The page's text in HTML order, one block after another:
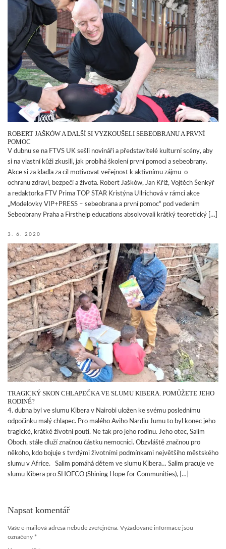
ROBERT JAŠKÓW A DALŠÍ SI VYZKOUŠELI SEBEOBRANU A PRVNÍ
POMOC
V dubnu se na FTVS UK sešli novináři a představitelé kulturní scény, aby
si na vlastní kůži zkusili, jak probíhá školení první pomoci a sebeobrany.
Akce si za kladla za cíl motivovat veřejnost k aktivnímu zájmu o
ochranu zdraví, bezpečí a života. Robert Jašków, Jan Kříž, Vojtěch Šenkýř
a redaktorka FTV Prima TOP STAR Kristýna Ullrichová v rámci akce
„Modelovky VIP­+PRESS – sebeobrana a první pomoc“ pod vedením
Sebeobrany Praha a Firsthelp educations absolvovali krátký teoretický […]
3. 6. 2020
TRAGICKÝ SKON CHLAPEČKA VE SLUMU KIBERA. POMŮŽETE JEHO
RODINĚ?
4. dubna byl ve slumu Kibera v Nairobi uložen ke svému poslednímu
odpočinku malý chlapec. Pro malého Aviho Nardiu Jumu to byl konec jeho
tragické, krátké životní pouti. Ne tak pro jeho rodinu. Jeho otec, Salim
Oboch, stále dluží značnou částku nemocnici. Obzvláště značnou pro
někoho, kdo bojuje s tvrdými životními podmínkami největšího městského
slumu v Africe. Salim pomáhá dětem ve slumu Kibera… Salim pracuje ve
slumu Kibera pro SHOFCO (Shining Hope for Communities), […]
Napsat komentář
Vaše e-mailová adresa nebude zveřejněna. Vyžadované informace jsou
označeny *